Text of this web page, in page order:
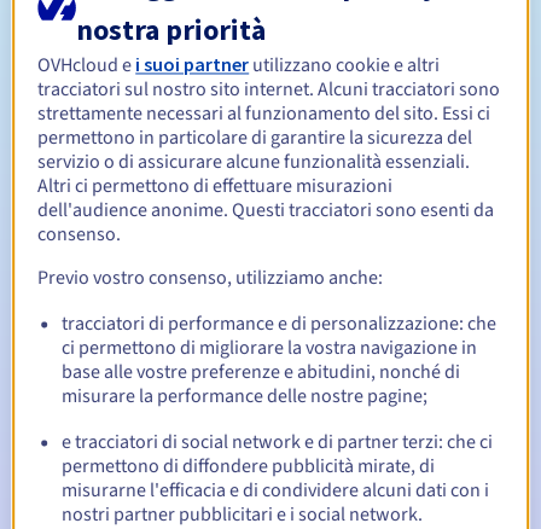
Periodo di rinnovo Da 1 a 10 anni
Redemption period 30 giorni
Notifiche automatiche:
scadenza
Email il giorno della scadenzaper notificare la
sospensione del nome di dominio
Email dopo il Redemption Grace Periodper notificare la
cancellazione del nome di dominio
nostra priorità
OVHcloud e i suoi partner utilizzano cookie e altri
tracciatori sul nostro sito internet. Alcuni tracciatori sono
strettamente necessari al funzionamento del sito. Essi ci
permettono in particolare di garantire la sicurezza del
servizio o di assicurare alcune funzionalità essenziali.
Altri ci permettono di effettuare misurazioni
dell'audience anonime. Questi tracciatori sono esenti da
consenso.
Previo vostro consenso, utilizziamo anche:
tracciatori di performance e di personalizzazione: che
ci permettono di migliorare la vostra navigazione in
base alle vostre preferenze e abitudini, nonché di
misurare la performance delle nostre pagine;
e tracciatori di social network e di partner terzi: che ci
permettono di diffondere pubblicità mirate, di
misurarne l'efficacia e di condividere alcuni dati con i
nostri partner pubblicitari e i social network.